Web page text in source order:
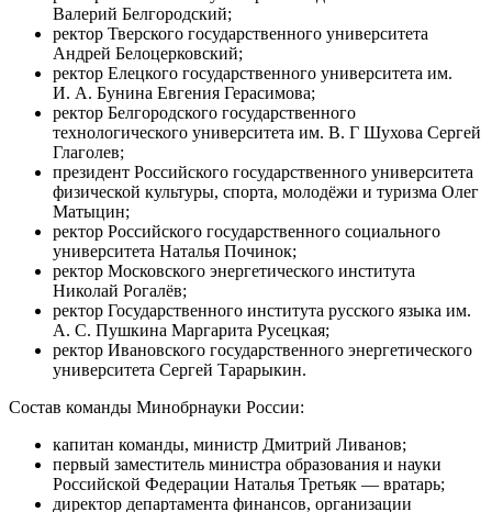
Валерий Белгородский;
ректор Тверского государственного университета
Андрей Белоцерковский;
ректор Елецкого государственного университета им.
И. А. Бунина Евгения Герасимова;
ректор Белгородского государственного
технологического университета им. В. Г Шухова Сергей
Глаголев;
президент Российского государственного университета
физической культуры, спорта, молодёжи и туризма Олег
Матыцин;
ректор Российского государственного социального
университета Наталья Починок;
ректор Московского энергетического института
Николай Рогалёв;
ректор Государственного института русского языка им.
А. С. Пушкина Маргарита Русецкая;
ректор Ивановского государственного энергетического
университета Сергей Тарарыкин.
Состав команды Минобрнауки России:
капитан команды, министр Дмитрий Ливанов;
первый заместитель министра образования и науки
Российской Федерации Наталья Третьяк — вратарь;
директор департамента финансов, организации